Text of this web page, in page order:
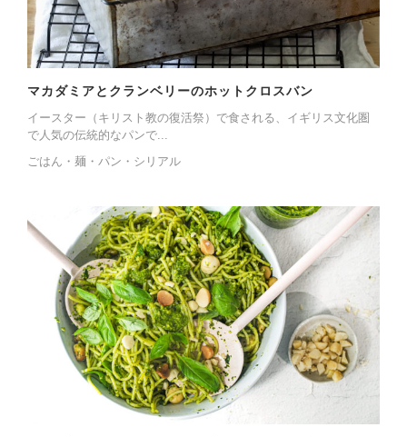
マカダミアとクランベリーのホットクロスバン
イースター（キリスト教の復活祭）で食される、イギリス文化圏
で人気の伝統的なパンで...
ごはん・麺・パン・シリアル